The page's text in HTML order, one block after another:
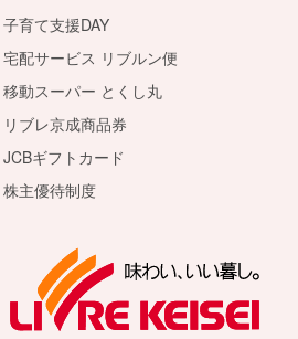
子育て支援DAY
宅配サービス リブルン便
移動スーパー とくし丸
リブレ京成商品券
JCBギフトカード
株主優待制度